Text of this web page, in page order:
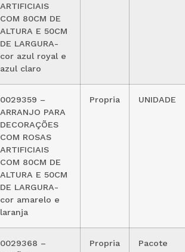
ARTIFICIAIS
COM 80CM DE
ALTURA E 50CM
DE LARGURA-
cor azul royal e
azul claro
0029359 –
ARRANJO PARA
DECORAÇÕES
COM ROSAS
ARTIFICIAIS
COM 80CM DE
ALTURA E 50CM
DE LARGURA-
cor amarelo e
laranja
Propria UNIDADE
0029368 –
Propria Pacote